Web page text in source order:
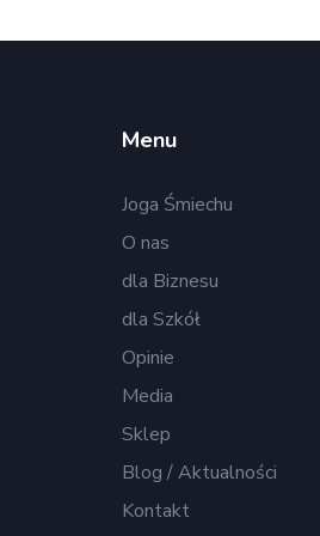
Menu
Joga Śmiechu
O nas
dla Biznesu
dla Szkół
Opinie
Media
Sklep
Blog / Aktualności
Kontakt